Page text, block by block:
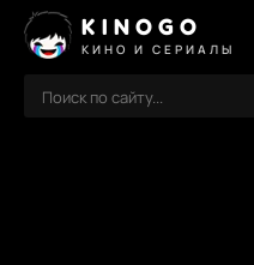
KINOGO
КИНО И СЕРИАЛЫ